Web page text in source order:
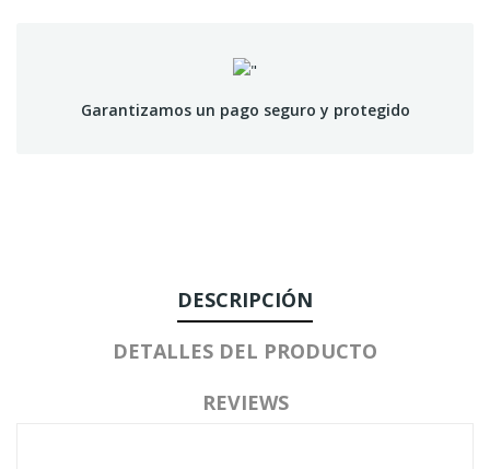
Garantizamos un pago seguro y protegido
DESCRIPCIÓN
DETALLES DEL PRODUCTO
REVIEWS